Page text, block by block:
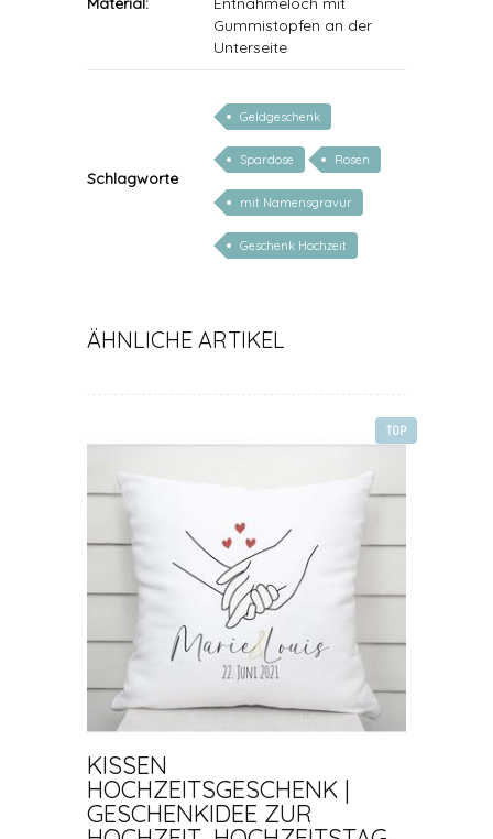
Gummistopfen an der
Unterseite
Schlagworte
Geldgeschenk
Spardose Rosen
mit Namensgravur
Geschenk Hochzeit
ÄHNLICHE ARTIKEL
TOP
KISSEN
HOCHZEITSGESCHENK |
GESCHENKIDEE ZUR